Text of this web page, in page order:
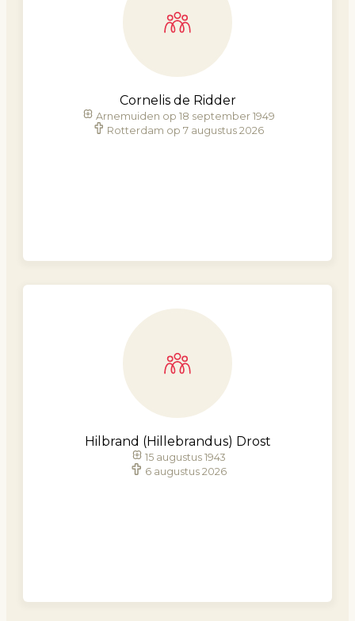
Cornelis de Ridder
Arnemuiden op 18 september 1949
Rotterdam op 7 augustus 2026
Hilbrand (Hillebrandus) Drost
15 augustus 1943
6 augustus 2026